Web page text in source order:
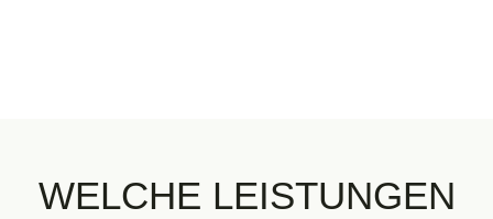
WELCHE LEISTUNGEN